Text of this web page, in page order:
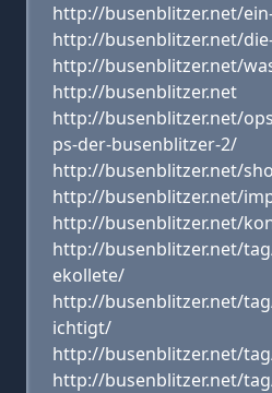
http://busenblitzer.net/
http://busenblitzer.net/
http://busenblitzer.net/
http://busenblitzer.net
http://busenblitzer.net/
ps-der-busenblitzer-2/
http://busenblitzer.net/
http://busenblitzer.net/
http://busenblitzer.net/
http://busenblitzer.net/
ekollete/
http://busenblitzer.net/
ichtigt/
http://busenblitzer.net/
http://busenblitzer.net/